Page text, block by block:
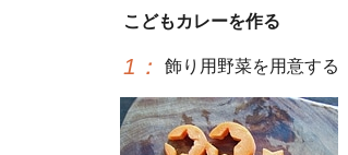
こどもカレーを作る
1 ： 飾り用野菜を用意する